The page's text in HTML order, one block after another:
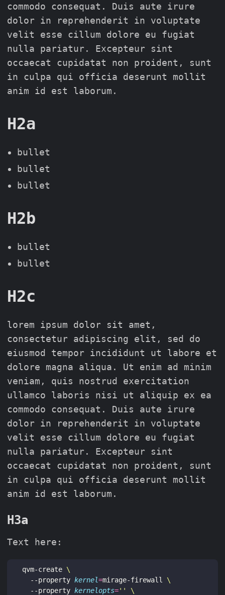
commodo consequat. Duis aute irure
dolor in reprehenderit in voluptate
velit esse cillum dolore eu fugiat
nulla pariatur. Excepteur sint
occaecat cupidatat non proident, sunt
in culpa qui officia deserunt mollit
anim id est laborum.
H2a
bullet
bullet
bullet
H2b
bullet
bullet
H2c
lorem ipsum dolor sit amet,
consectetur adipiscing elit, sed do
eiusmod tempor incididunt ut labore et
dolore magna aliqua. Ut enim ad minim
veniam, quis nostrud exercitation
ullamco laboris nisi ut aliquip ex ea
commodo consequat. Duis aute irure
dolor in reprehenderit in voluptate
velit esse cillum dolore eu fugiat
nulla pariatur. Excepteur sint
occaecat cupidatat non proident, sunt
in culpa qui officia deserunt mollit
anim id est laborum.
H3a
Text here:
qvm-create
  --property
kernel=mirage-firewall
  --property
kernelopts=''